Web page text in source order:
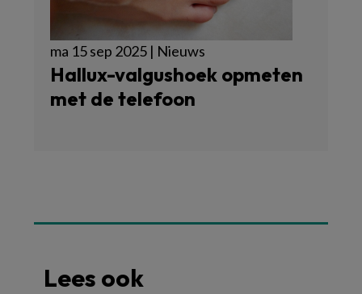
ma 15 sep 2025 | Nieuws
Hallux-valgushoek opmeten
met de telefoon
Lees ook